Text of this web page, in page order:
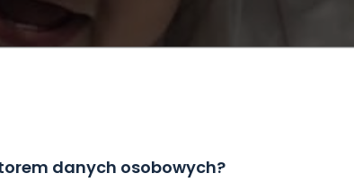
danych osobowych?